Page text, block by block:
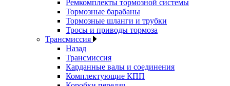
Ремкомплекты тормозной системы
Тормозные барабаны
Тормозные шланги и трубки
Тросы и приводы тормоза
Трансмиссия
Назад
Трансмиссия
Карданные валы и соединения
Комплектующие КПП